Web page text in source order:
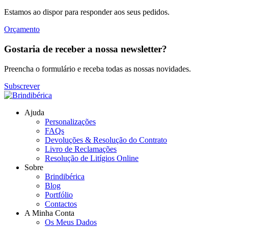
Estamos ao dispor para responder aos seus pedidos.
Orçamento
Gostaria de receber a nossa newsletter?
Preencha o formulário e receba todas as nossas novidades.
Subscrever
Ajuda
Personalizações
FAQs
Devoluções & Resolução do Contrato
Livro de Reclamações
Resolução de Litígios Online
Sobre
Brindibérica
Blog
Portfólio
Contactos
A Minha Conta
Os Meus Dados